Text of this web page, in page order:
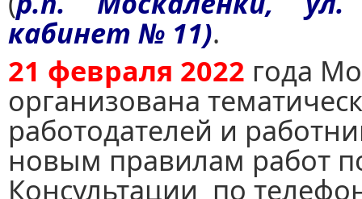
кабинет № 11).
21 февраля 2022 года
организована
работодателей и
новым правилам работ
Консультации по